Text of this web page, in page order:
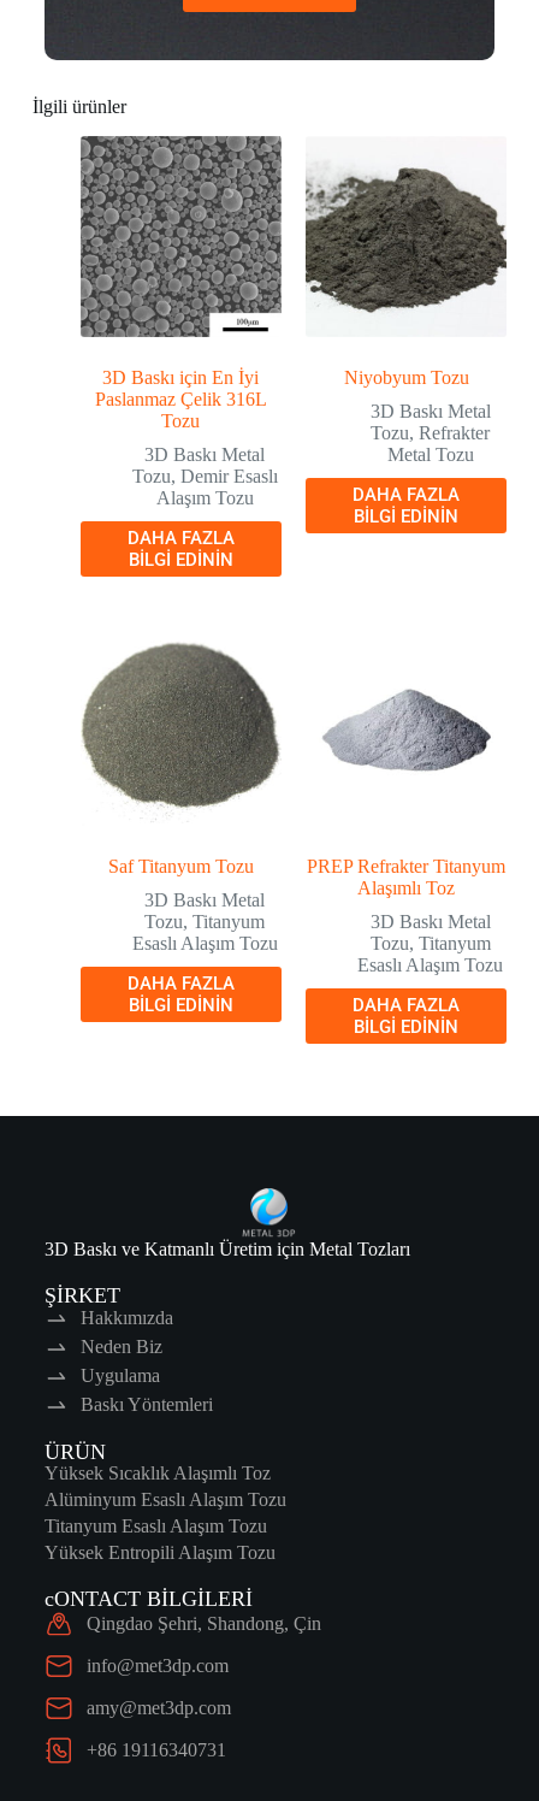
İlgili ürünler
3D Baskı için En İyi
Paslanmaz Çelik 316L
Tozu
3D Baskı Metal
Tozu, Demir Esaslı
Alaşım Tozu
DAHA FAZLA
BILGI EDININ
Niyobyum Tozu
3D Baskı Metal
Tozu,Refrakter
Metal Tozu
DAHA FAZLA
BILGI EDININ
Saf Titanyum Tozu
3D Baskı Metal
Tozu,Titanyum
Esaslı Alaşım Tozu
DAHA FAZLA
BILGI EDININ
PREP Refrakter Titanyum
Alaşımlı Toz
3D Baskı Metal
Tozu, Titanyum
Esaslı Alaşım Tozu
DAHA FAZLA
BILGI EDININ
3D Baskı ve Katmanlı Üretim için Metal Tozları
ŞİRKET
Hakkımızda
Neden Biz
Uygulama
Baskı Yöntemleri
ÜRÜN
Yüksek Sıcaklık Alaşımlı Toz
Alüminyum Esaslı Alaşım Tozu
Titanyum Esaslı Alaşım Tozu
Yüksek Entropili Alaşım Tozu
cONTACT BİLGİLERİ
Qingdao Şehri, Shandong, Çin
info@met3dp.com
amy@met3dp.com
+86 19116340731